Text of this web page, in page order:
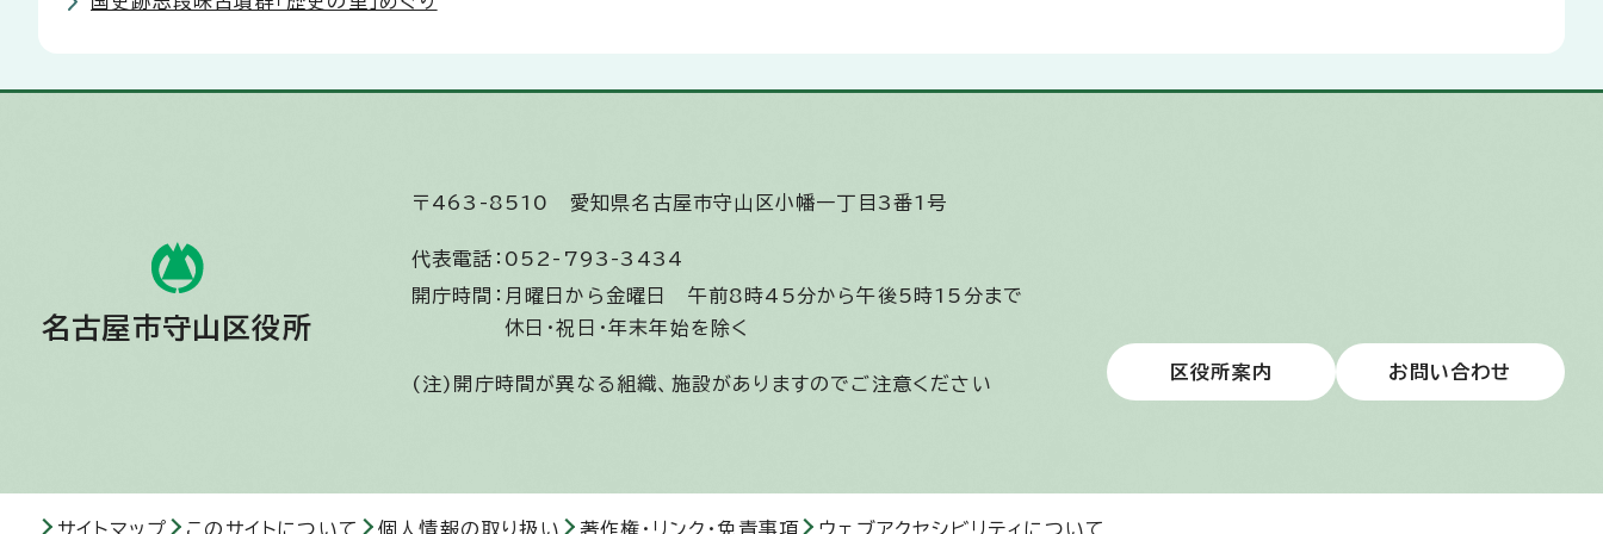
名古屋市守山区役所
〒463-8510 愛知県名古屋市守山区小幡一丁目3番1号
代表電話： 052-793-3434
開庁時間： 月曜日から金曜日 午前8時45分から午後5時15分まで
休日・祝日・年末年始を除く
(注)開庁時間が異なる組織、施設がありますのでご注意ください
区役所案内 お問い合わせ
サイトマップ このサイトについて 個人情報の取り扱い 著作権・リンク・免責事項 ウェブアクセシビリティについて